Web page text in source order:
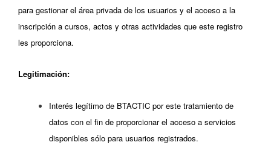
para gestionar el área privada de los usuarios y el acceso a la
inscripción a cursos, actos y otras actividades que este registro
les proporciona.
Legitimación:
Interés legítimo de BTACTIC por este tratamiento de
datos con el fin de proporcionar el acceso a servicios
disponibles sólo para usuarios registrados.